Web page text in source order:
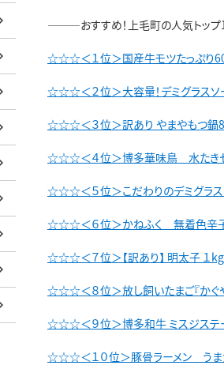
―――おすすめ！上毛町の人気トッ
☆☆☆＜１位＞国産牛モツたっぷり
☆☆☆＜２位＞大容量！デミグラス
☆☆☆＜３位＞訳あり やまやもつ鍋8
☆☆☆＜４位＞博多華味鳥 水たきセ
☆☆☆＜５位＞こだわりのデミグラ
☆☆☆＜６位＞かねふく 無着色
☆☆☆＜７位＞【訳あり】 明太子
☆☆☆＜８位＞放し飼いたまご『か
☆☆☆＜９位＞博多和牛 ミスジス
☆☆☆＜１０位＞豚骨ラーメン うま